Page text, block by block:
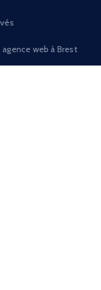
, agence web à Brest